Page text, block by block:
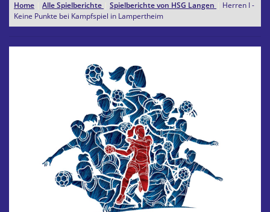
Home Alle Spielberichte Spielberichte von HSG Langen
Herren I -
Keine Punkte bei Kampfspiel in Lampertheim